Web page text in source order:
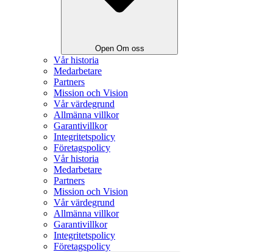
Open Om oss
Vår historia
Medarbetare
Partners
Mission och Vision
Vår värdegrund
Allmänna villkor
Garantivillkor
Integritetspolicy
Företagspolicy
Vår historia
Medarbetare
Partners
Mission och Vision
Vår värdegrund
Allmänna villkor
Garantivillkor
Integritetspolicy
Företagspolicy